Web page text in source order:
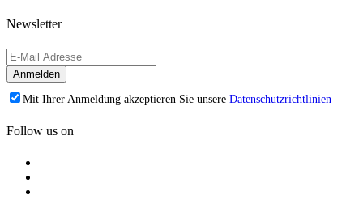
Newsletter
Mit Ihrer Anmeldung akzeptieren Sie unsere Datenschutzrichtlinien
Follow us on